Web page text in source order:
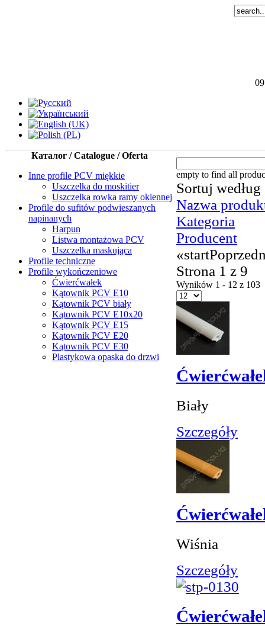
Каталог / Catalogue / Oferta
Inne profile PCV miękkie
Uszczelka do moskitier
Uszczelka rowka ramy okiennej
Profile do sufitów podwieszanych
napinanych
Harpun
Listwa montażowa PCV
Uszczelka maskująca
Profile techniczne
Profile wykończeniowe
Ćwierćwałek
Kątownik PCV Е10
Kątownik PCV biały
Kątownik PCV Е10x20
Kątownik PCV Е15
Kątownik PCV Е20
Kątownik PCV Е30
Plastykowa opaska do drzwi
empty to find all
Sortuj według
Nazwa
Kategoria
Producent
«start
Strona 1 z 9
Wyników 1 - 12 z 103
Biały
Szczegóły
Wiśnia
Szczegóły